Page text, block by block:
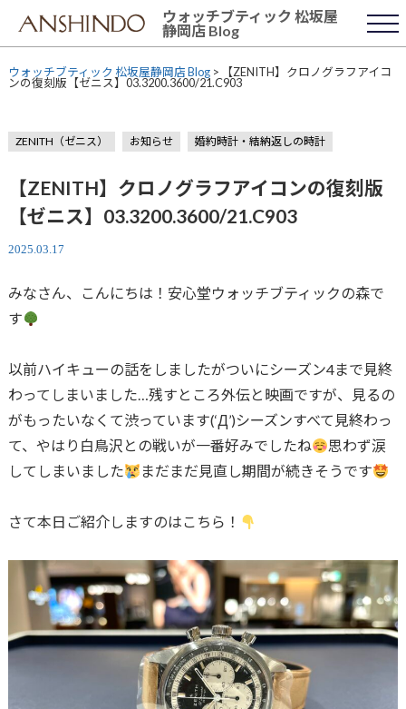
content
ウォッチブティック 松坂屋
静岡店 Blog
ウォッチブティック 松坂屋静岡店 Blog> 【ZENITH】クロノグラフアイコ
ンの復刻版【ゼニス】03.3200.3600/21.C903
ZENITH（ゼニス） お知らせ 婚約時計・結納返しの時計
【ZENITH】クロノグラフアイコンの復刻版
【ゼニス】03.3200.3600/21.C903
2025.03.17
みなさん、こんにちは！安心堂ウォッチブティックの森で
す
以前ハイキューの話をしましたがついにシーズン4まで見終
わってしまいました…残すところ外伝と映画ですが、見るの
がもったいなくて渋っています(‘Д’)シーズンすべて見終わっ
て、やはり白鳥沢との戦いが一番好みでしたね
思わず涙
してしまいました
まだまだ見直し期間が続きそうです
さて本日ご紹介しますのはこちら！